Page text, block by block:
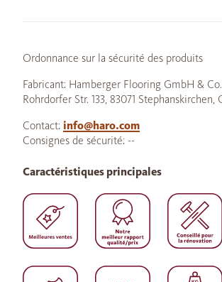
Ordonnance sur la sécurité des produits
Fabricant: Hamberger Flooring GmbH &
Rohrdorfer Str. 133, 83071 Stephanskirchen,
Contact: info@haro.com
Consignes de sécurité: --
Caractéristiques principales